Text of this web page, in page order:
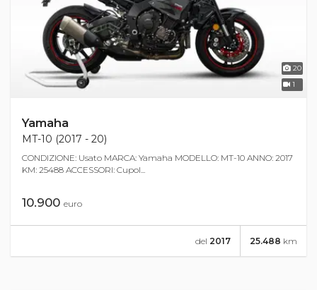
20
1
Yamaha
MT-10 (2017 - 20)
CONDIZIONE: Usato MARCA: Yamaha MODELLO: MT-10 ANNO: 2017
KM: 25488 ACCESSORI: Cupol...
10.900 euro
25.488 km
del 2017